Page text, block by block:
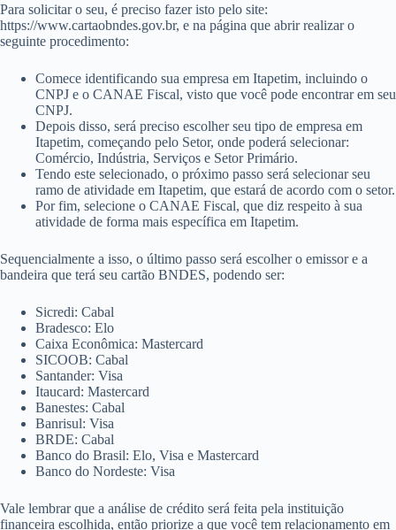
Para solicitar o seu, é preciso fazer isto pelo site:
https://www.cartaobndes.gov.br, e na página que abrir realizar o
seguinte procedimento:
Comece identificando sua empresa em Itapetim, incluindo o
CNPJ e o CANAE Fiscal, visto que você pode encontrar em seu
CNPJ.
Depois disso, será preciso escolher seu tipo de empresa em
Itapetim, começando pelo Setor, onde poderá selecionar:
Comércio, Indústria, Serviços e Setor Primário.
Tendo este selecionado, o próximo passo será selecionar seu
ramo de atividade em Itapetim, que estará de acordo com o setor.
Por fim, selecione o CANAE Fiscal, que diz respeito à sua
atividade de forma mais específica em Itapetim.
Sequencialmente a isso, o último passo será escolher o emissor e a
bandeira que terá seu cartão BNDES, podendo ser:
Sicredi: Cabal
Bradesco: Elo
Caixa Econômica: Mastercard
SICOOB: Cabal
Santander: Visa
Itaucard: Mastercard
Banestes: Cabal
Banrisul: Visa
BRDE: Cabal
Banco do Brasil: Elo, Visa e Mastercard
Banco do Nordeste: Visa
Vale lembrar que a análise de crédito será feita pela instituição
financeira escolhida, então priorize a que você tem relacionamento em